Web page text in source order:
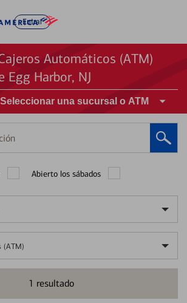
Entrar
Automáticos (ATM)
Egg Harbor, NJ
Seleccionar una sucursal o ATM
Abierto los sábados
(ATM)
1 resultado